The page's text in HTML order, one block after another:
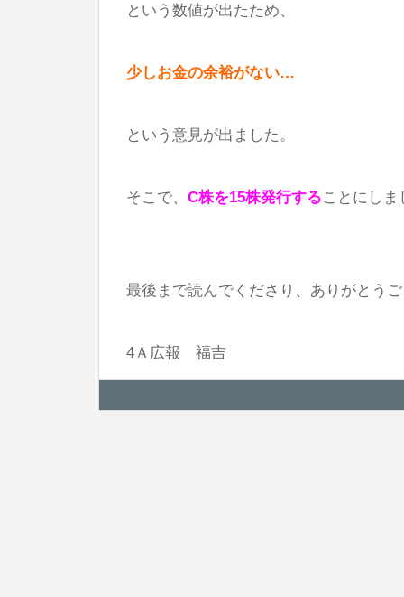
という数値が出たため、
少しお金の余裕がない…
という意見が出ました。
そこで、 C株を15株発行することにしま
最後まで読んでくださり、ありがとう
4Ａ広報 福吉